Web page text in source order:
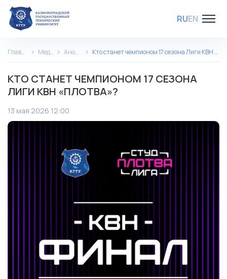
RUEN
Главная Медиа Анонсы Кто станет чемпионом 17 сезона Лиги КВН «ПЛОТВА»?
КТО СТАНЕТ ЧЕМПИОНОМ 17 СЕЗОНА
ЛИГИ КВН «ПЛОТВА»?
13 мая 2026 12:00